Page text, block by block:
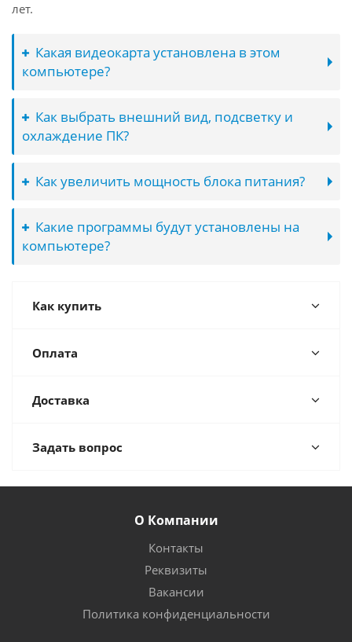
лет.
Какая видеокарта установлена в этом
компьютере?
Как выбрать внешний вид, подсветку и
охлаждение ПК?
Как увеличить мощность блока питания?
Какие программы будут установлены на
компьютере?
Как купить
Оплата
Доставка
Задать вопрос
О Компании
Контакты
Реквизиты
Вакансии
Политика конфиденциальности